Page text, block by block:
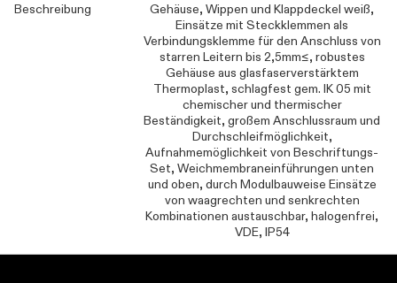
Beschreibung
Gehäuse, Wippen und Klappdeckel weiß,
Einsätze mit Steckklemmen als
Verbindungsklemme für den Anschluss von
starren Leitern bis 2,5mm≤, robustes
Gehäuse aus glasfaserverstärktem
Thermoplast, schlagfest gem. IK 05 mit
chemischer und thermischer
Beständigkeit, großem Anschlussraum und
Durchschleifmöglichkeit,
Aufnahmemöglichkeit von Beschriftungs-
Set, Weichmembraneinführungen unten
und oben, durch Modulbauweise Einsätze
von waagrechten und senkrechten
Kombinationen austauschbar, halogenfrei,
VDE, IP54